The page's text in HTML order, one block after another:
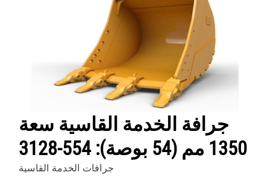
جرافة الخدمة القاسية سعة
1350 مم (54 بوصة): 554-3128
جرافات الخدمة القاسية